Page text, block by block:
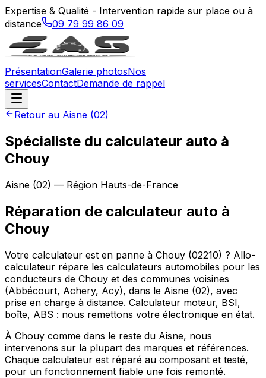
Expertise & Qualité - Intervention rapide sur place ou à
distance
09 79 99 86 09
PrésentationGalerie photosNos
servicesContactDemande de rappel
Retour au Aisne (02)
Spécialiste du calculateur auto à
Chouy
Aisne (02) — Région Hauts-de-France
Réparation de calculateur auto à
Chouy
Votre calculateur est en panne à Chouy (02210) ? Allo-
calculateur répare les calculateurs automobiles pour les
conducteurs de Chouy et des communes voisines
(Abbécourt, Achery, Acy), dans le Aisne (02), avec
prise en charge à distance. Calculateur moteur, BSI,
boîte, ABS : nous remettons votre électronique en état.
À Chouy comme dans le reste du Aisne, nous
intervenons sur la plupart des marques et références.
Chaque calculateur est réparé au composant et testé,
pour un fonctionnement fiable une fois remonté.